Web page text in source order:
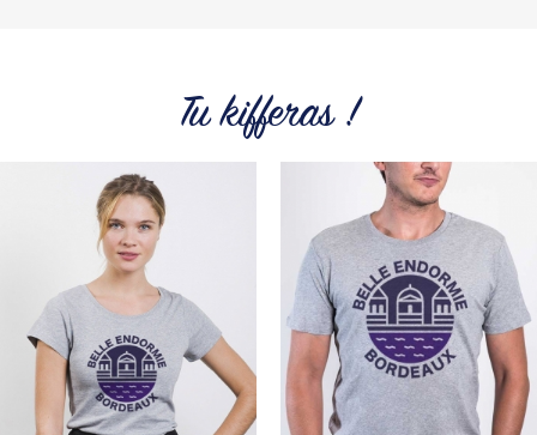
plage ou en soirée, c’est vous qui choisissez !
Tous les produits de la marque
Tu kifferas !